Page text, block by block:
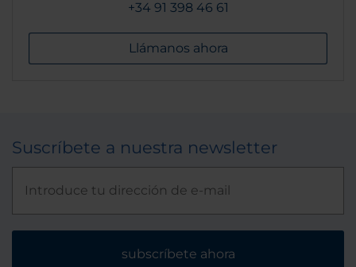
+34 91 398 46 61
Llámanos ahora
Suscríbete a nuestra newsletter
subscríbete ahora